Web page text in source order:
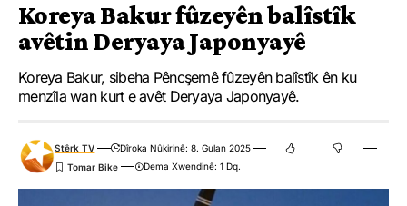
Koreya Bakur fûzeyên balîstîk
avêtin Deryaya Japonyayê
Koreya Bakur, sibeha Pêncşemê fûzeyên balîstîk ên ku
menzîla wan kurt e avêt Deryaya Japonyayê.
Stêrk TV
Dîroka Nûkirinê: 8. Gulan 2025
Dema Xwendinê: 1 Dq.